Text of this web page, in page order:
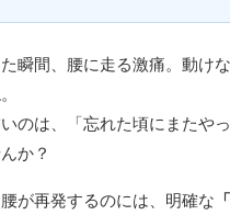
た瞬間、腰に走る激痛。動け
のは、「忘れた頃にまたや
か？
が再発するのには、明確な